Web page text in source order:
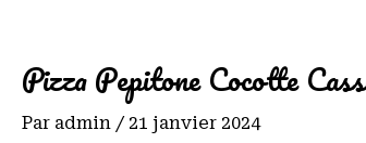
Pizza Pepitone Cocotte
Par admin / 21 janvier 2024